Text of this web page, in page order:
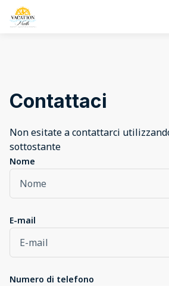
Contattaci
Non esitate a contattarci
sottostante
Nome
E-mail
Numero di telefono